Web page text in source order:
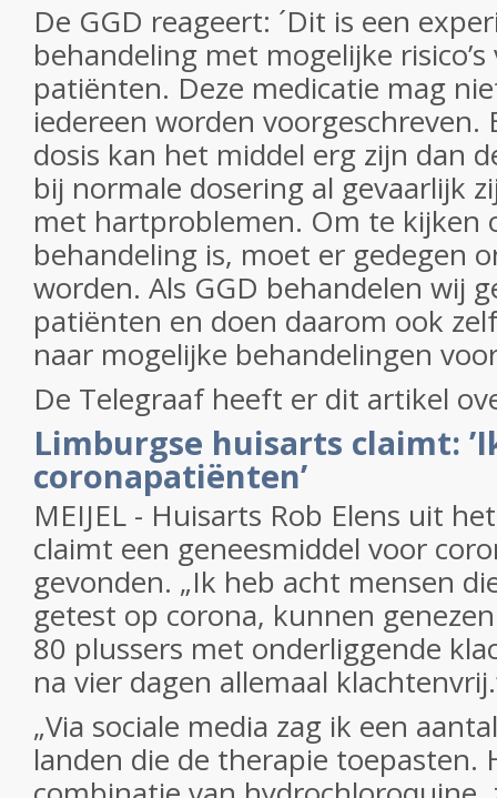
De GGD reageert: ´Dit is een
behandeling met mogelijke
patiënten. Deze medicatie mag
iedereen worden voorgeschreven.
dosis kan het middel erg zijn dan
bij normale dosering al gevaarlijk
met hartproblemen. Om te kijken
behandeling is, moet er gedegen
worden. Als GGD behandelen wij
patiënten en doen daarom ook
naar mogelijke behandelingen
De Telegraaf heeft er dit artikel
Limburgse huisarts claimt:
coronapatiënten’
MEIJEL - Huisarts Rob Elens uit
claimt een geneesmiddel voor
gevonden. „Ik heb acht mensen
getest op corona, kunnen
80 plussers met onderliggende
na vier dagen allemaal
„Via sociale media zag ik een
landen die de therapie toepasten.